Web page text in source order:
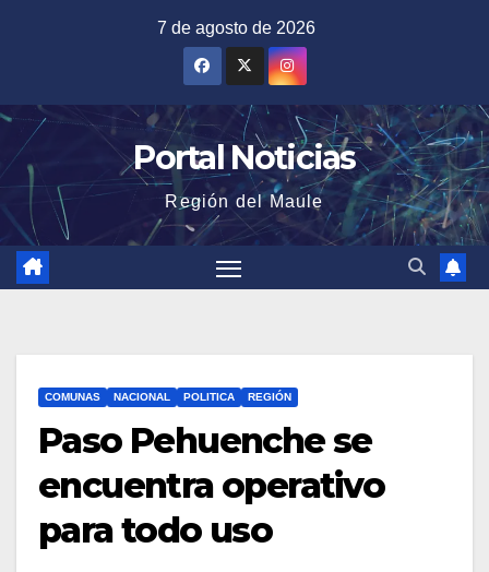
7 de agosto de 2026
Portal Noticias
Región del Maule
COMUNAS NACIONAL POLITICA REGIÓN
Paso Pehuenche se
encuentra operativo
para todo uso